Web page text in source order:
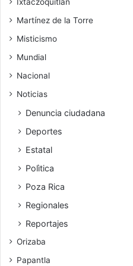
Ixtaczoquitlán
Martínez de la Torre
Misticismo
Mundial
Nacional
Noticias
Denuncia ciudadana
Deportes
Estatal
Polìtica
Poza Rica
Regionales
Reportajes
Orizaba
Papantla